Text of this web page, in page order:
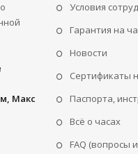
Макс
Условия
Гарантия на
Новости
Сертификаты
Паспорта,
Всё о часах
FAQ (вопросы